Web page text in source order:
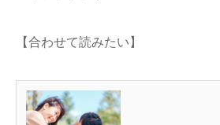
【合わせて読みたい】